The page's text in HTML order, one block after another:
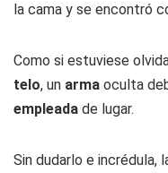
la cama y se encontró
Como si estuviese
telo, un arma oculta
empleada de lugar.
Sin dudarlo e incrédula,